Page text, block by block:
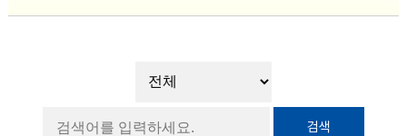
검색